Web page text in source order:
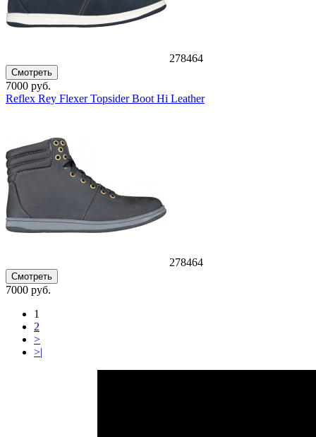
278464
Смотреть
7000 руб.
Reflex Rey Flexer Topsider Boot Hi Leather
278464
Смотреть
7000 руб.
1
2
>
>|